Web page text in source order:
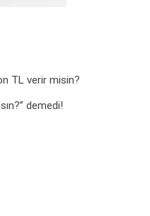
TL verir misin?
demedi!